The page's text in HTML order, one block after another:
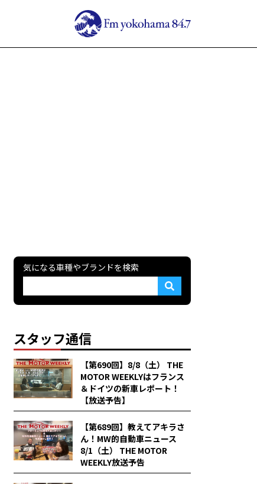
気になる車種やブランドを検索
スタッフ通信
【第690回】8/8（土） THE
MOTOR WEEKLYはフランス
＆ドイツの新車レポート！
【放送予告】
【第689回】教えてアキラさ
ん！MW的自動車ニュース
8/1（土） THE MOTOR
WEEKLY放送予告